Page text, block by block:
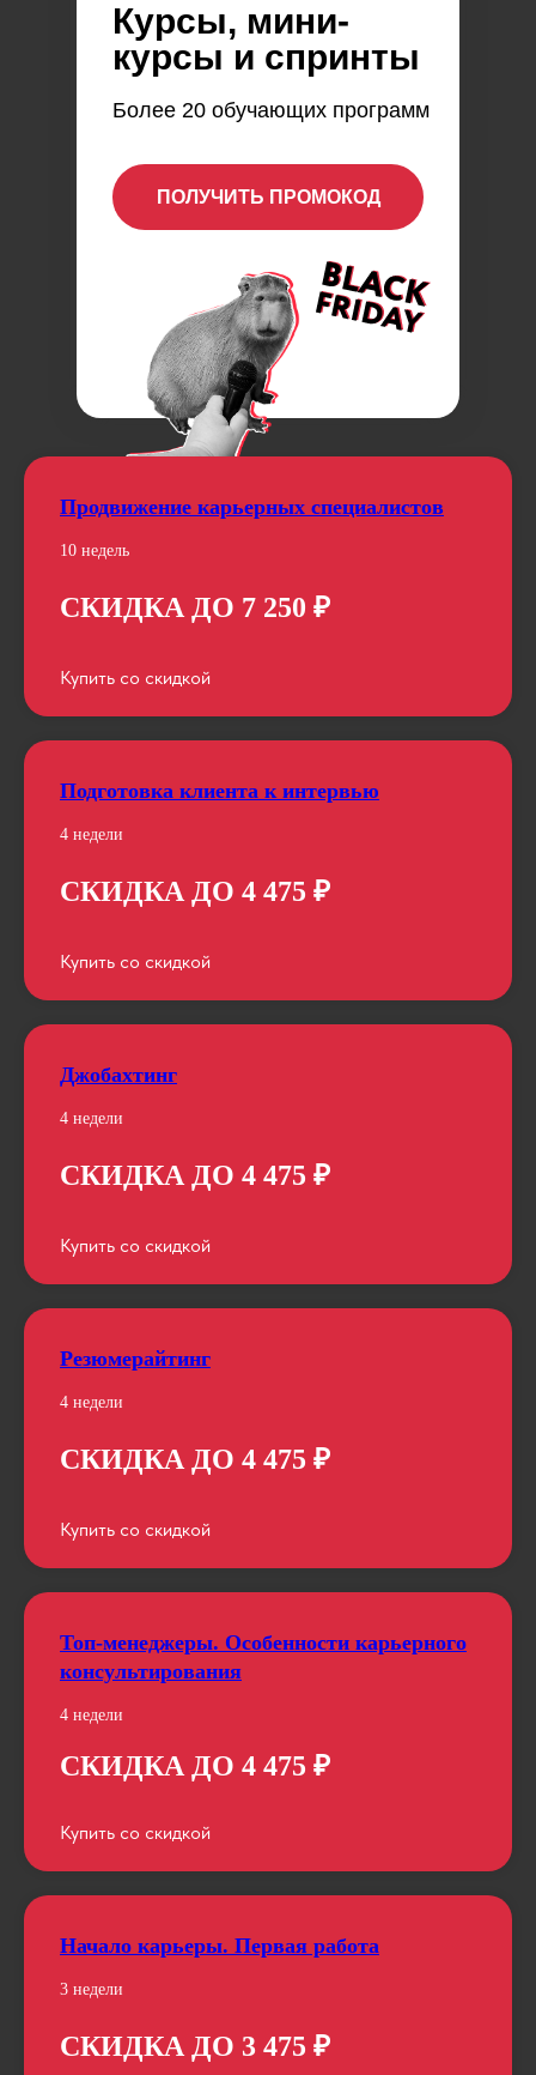
Курсы, мини-
курсы и спринты
ПОЛУЧИТЬ ПРОМОКОД
Более 20 обучающих программ
Продвижение карьерных специалистов
10 недель
СКИДКА ДО 7 250 ₽
Купить со скидкой
Подготовка клиента к интервью
4 недели
СКИДКА ДО 4 475 ₽
Купить со скидкой
Джобахтинг
4 недели
СКИДКА ДО 4 475 ₽
Купить со скидкой
Резюмерайтинг
4 недели
СКИДКА ДО 4 475 ₽
Купить со скидкой
Топ-менеджеры. Особенности карьерного
консультирования
4 недели
СКИДКА ДО 4 475 ₽
Купить со скидкой
Начало карьеры. Первая работа
3 недели
СКИДКА ДО 3 475 ₽